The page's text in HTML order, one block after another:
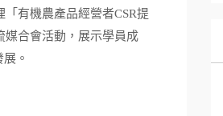
有機農產品經營者CSR提
媒合會活動，展示學員成
。